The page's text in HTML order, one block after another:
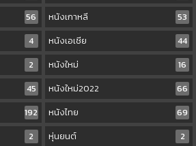
56 หนังเกาหลี
53
4 หนังเอเชีย
44
2 หนังใหม่
16
45 หนังใหม่2022
66
192 หนังไทย
69
2 หุ่นยนต์
2